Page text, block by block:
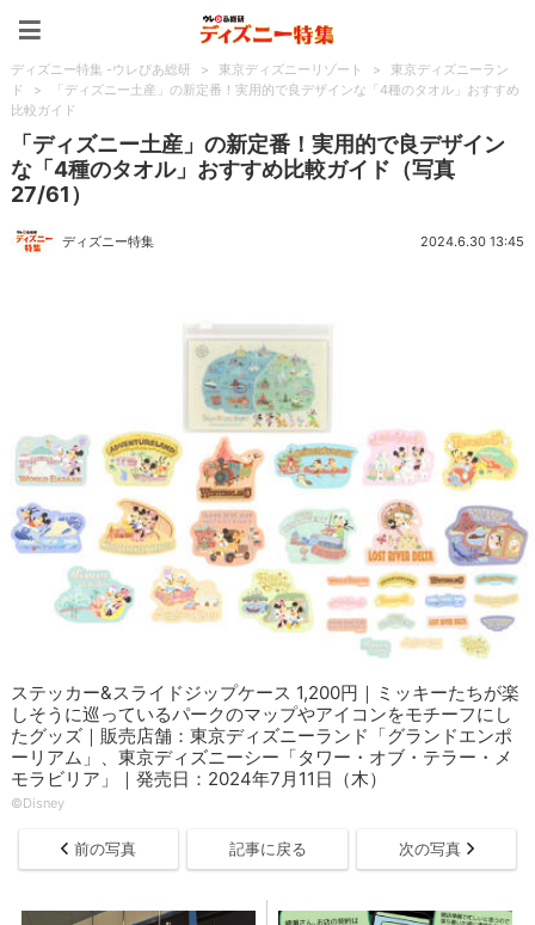
ディズニー特集 -ウレぴあ総研 > 東京ディズニーリゾート >
東京ディズニーラン
ド
>
「ディズニー土産」の新定番！実用的で良デザインな「4種のタオル」おすすめ
比較ガイド
「ディズニー土産」の新定番！実用的で良デザイン
な「4種のタオル」おすすめ比較ガイド（写真
27/61）
ディズニー特集 2024.6.30 13:45
ステッカー&スライドジップケース 1,200円｜ミッキーたちが楽
しそうに巡っているパークのマップやアイコンをモチーフにし
たグッズ｜販売店舗：東京ディズニーランド「グランドエンポ
ーリアム」、東京ディズニーシー「タワー・オブ・テラー・メ
モラビリア」｜発売日：2024年7月11日（木）
©Disney
前の写真 記事に戻る 次の写真